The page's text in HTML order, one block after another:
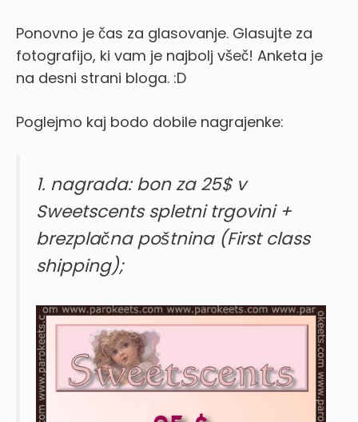
Ponovno je čas za glasovanje. Glasujte za
fotografijo, ki vam je najbolj všeč! Anketa je
na desni strani bloga. :D
Poglejmo kaj bodo dobile nagrajenke:
1. nagrada: bon za 25$ v
Sweetscents spletni trgovini +
brezplačna poštnina (First class
shipping);